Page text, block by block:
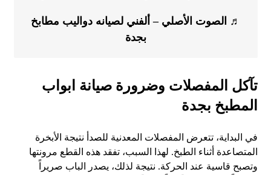
♬ الصوت الأصلي – ألفني لصيانه دواليب مطابخ
بجدة
تآكل المفصلات وضرورة صيانة ابواب
المطبخ بجدة
في البداية، تتعرض المفصلات المعدنية للصدأ نتيجة الأبخرة
المتصاعدة أثناء الطبخ. لهذا السبب، تفقد هذه القطع مرونتها
وتصبح قاسية عند الحركة. نتيجة لذلك، يصدر الباب صريراً